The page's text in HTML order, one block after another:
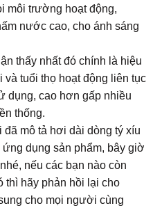
môi trường hoạt động,
nước cao, cho ánh sáng
thấy nhất đó chính là hiệu
tuổi thọ hoạt động liên tục
dụng, cao hơn gấp nhiều
thống.
mô tả hơi dài dòng tý xíu
dụng sản phẩm, bây giờ
nếu các bạn nào còn
thì hãy phản hồi lại cho
cho mọi người cùng